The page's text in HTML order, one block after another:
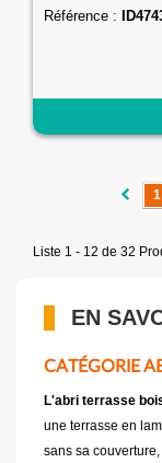
Référence :
1
Liste 1 - 12 de 32
EN
CATÉGORIE
L'abri terrasse
une terrasse en
sans sa